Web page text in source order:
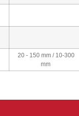
20 - 150 mm / 10-300
mm